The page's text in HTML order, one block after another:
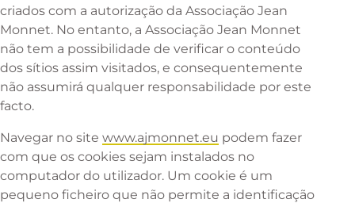
criados com a autorização da Associação Jean
Monnet. No entanto, a Associação Jean Monnet
não tem a possibilidade de verificar o conteúdo
dos sítios assim visitados, e consequentemente
não assumirá qualquer responsabilidade por este
facto.
Navegar no site www.ajmonnet.eu podem fazer
com que os cookies sejam instalados no
computador do utilizador. Um cookie é um
pequeno ficheiro que não permite a identificação